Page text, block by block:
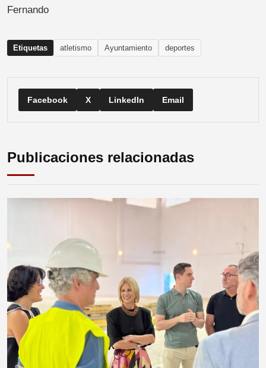
Fernando
Etiquetas atletismo Ayuntamiento deportes
Facebook X LinkedIn Email
Publicaciones relacionadas